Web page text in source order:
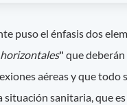
puso el énfasis dos
" que
aéreas y que todo
situación sanitaria, que